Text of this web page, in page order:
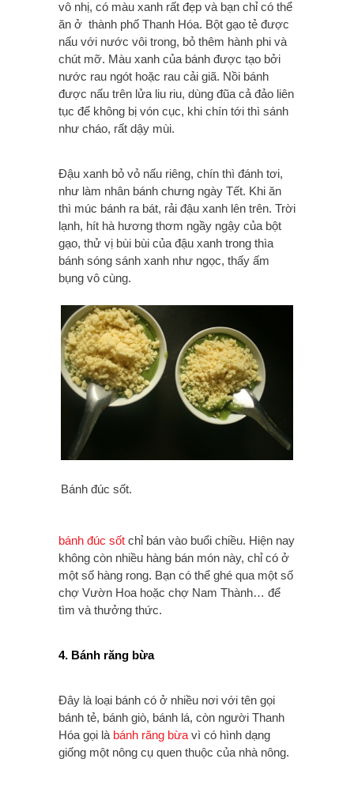
vô nhị, có màu xanh rất đẹp và bạn chỉ có thể
ăn ở thành phố Thanh Hóa. Bột gạo tẻ được
nấu với nước vôi trong, bỏ thêm hành phi và
chút mỡ. Màu xanh của bánh được tạo bởi
nước rau ngót hoặc rau cải giã. Nồi bánh
được nấu trên lửa liu riu, dùng đũa cả đảo liên
tục để không bị vón cục, khi chín tới thì sánh
như cháo, rất dậy mùi.
Đậu xanh bỏ vỏ nấu riêng, chín thì đánh tơi,
như làm nhân bánh chưng ngày Tết. Khi ăn
thì múc bánh ra bát, rải đậu xanh lên trên. Trời
lạnh, hít hà hương thơm ngầy ngậy của bột
gạo, thử vị bùi bùi của đậu xanh trong thìa
bánh sóng sánh xanh như ngọc, thấy ấm
bụng vô cùng.
Bánh đúc sốt.
bánh đúc sốt chỉ bán vào buổi chiều. Hiện nay
không còn nhiều hàng bán món này, chỉ có ở
một số hàng rong. Bạn có thể ghé qua một số
chợ Vườn Hoa hoặc chợ Nam Thành… để
tìm và thưởng thức.
4. Bánh răng bừa
Đây là loại bánh có ở nhiều nơi với tên gọi
bánh tẻ, bánh giò, bánh lá, còn người Thanh
Hóa gọi là bánh răng bừa vì có hình dạng
giống một nông cụ quen thuộc của nhà nông.